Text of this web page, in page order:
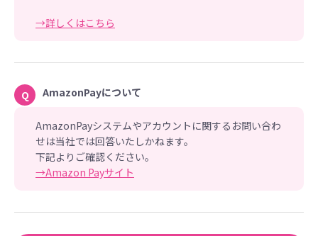
→詳しくはこちら
Q AmazonPayについて
AmazonPayシステムやアカウントに関するお問い合わ
せは当社では回答いたしかねます。
下記よりご確認ください。
→Amazon Payサイト